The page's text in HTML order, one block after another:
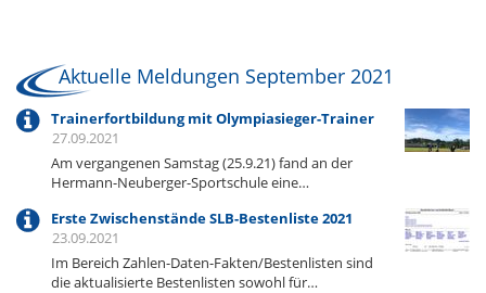
Aktuelle Meldungen September 2021
Trainerfortbildung mit Olympiasieger-Trainer
27.09.2021
Am vergangenen Samstag (25.9.21) fand an der
Hermann-Neuberger-Sportschule eine…
Erste Zwischenstände SLB-Bestenliste 2021
23.09.2021
Im Bereich Zahlen-Daten-Fakten/Bestenlisten sind
die aktualisierte Bestenlisten sowohl für…